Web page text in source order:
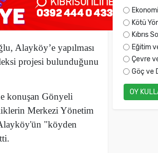
Alayköy’e yapılması
projesi bulunduğunu
konuşan Gönyeli
Merkezi Yönetim
"köyden
Kötü
Kıbrıs
Eğitim
Çevre
Göç ve
OY